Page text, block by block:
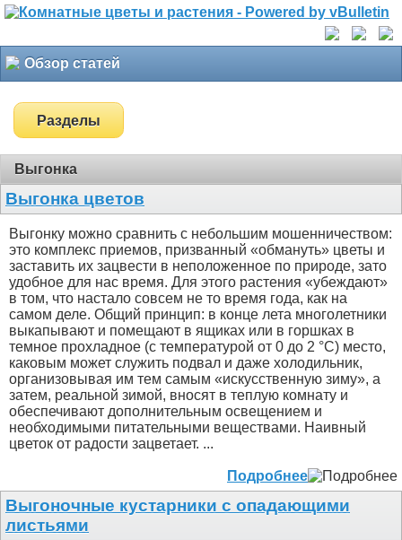
Обзор статей
Разделы
Выгонка
Выгонка цветов
Выгонку можно сравнить с небольшим мошенничеством:
это комплекс приемов, призванный «обмануть» цветы и
заставить их зацвести в неположенное по природе, зато
удобное для нас время. Для этого растения «убеждают»
в том, что настало совсем не то время года, как на
самом деле. Общий принцип: в конце лета многолетники
выкапывают и помещают в ящиках или в горшках в
темное прохладное (с температурой от 0 до 2 °С) место,
каковым может служить подвал и даже холодильник,
организовывая им тем самым «искусственную зиму», а
затем, реальной зимой, вносят в теплую комнату и
обеспечивают дополнительным освещением и
необходимыми питательными веществами. Наивный
цветок от радости зацветает. ...
Подробнее
Выгоночные кустарники с опадающими
листьями